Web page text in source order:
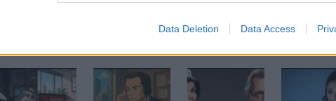
Data Deletion Data Access